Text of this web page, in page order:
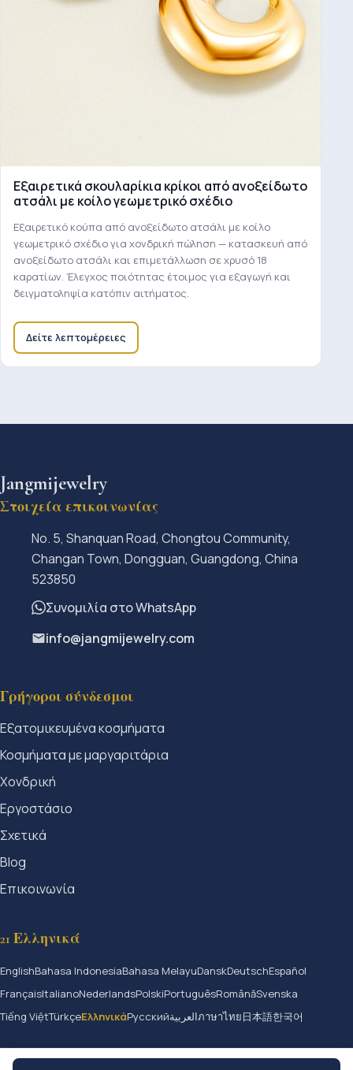
Εξαιρετικά σκουλαρίκια κρίκοι από ανοξείδωτο
ατσάλι με κοίλο γεωμετρικό σχέδιο
Εξαιρετικό κούπα από ανοξείδωτο ατσάλι με κοίλο
γεωμετρικό σχέδιο για χονδρική πώληση — κατασκευή από
ανοξείδωτο ατσάλι και επιμετάλλωση σε χρυσό 18
καρατίων. Έλεγχος ποιότητας έτοιμος για εξαγωγή και
δειγματοληψία κατόπιν αιτήματος.
Δείτε λεπτομέρειες
Jangmijewelry
Στοιχεία επικοινωνίας
No. 5, Shanquan Road, Chongtou Community,
Changan Town, Dongguan, Guangdong, China
523850
Συνομιλία στο WhatsApp
info@jangmijewelry.com
Γρήγοροι σύνδεσμοι
Εξατομικευμένα κοσμήματα
Κοσμήματα με μαργαριτάρια
Χονδρική
Εργοστάσιο
Σχετικά
Blog
Επικοινωνία
21 Ελληνικά
EnglishBahasa IndonesiaBahasa MelayuDanskDeutschEspañol
FrançaisItalianoNederlandsPolskiPortuguêsRomânăSvenska
Tiếng ViệtTürkçeΕλληνικάРусскийالعربيةภาษาไทย日本語한국어